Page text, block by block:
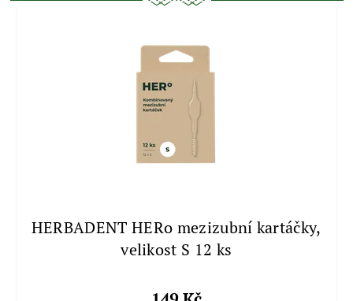
HERBADENT HERo mezizubní kartáčky,
velikost S 12 ks